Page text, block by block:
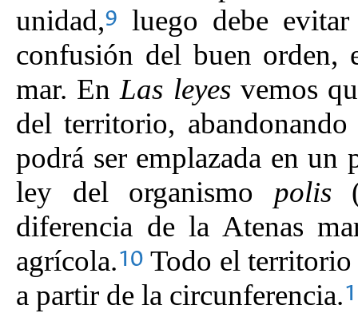
unidad,9
luego debe
confusión del buen
mar. EnLas leyesvemos
del territorio,
podrá ser emplazada en un
ley del organismo polis
diferencia de la Atenas
agrícola.10 Todo el territorio
a partir de la circunferencia.